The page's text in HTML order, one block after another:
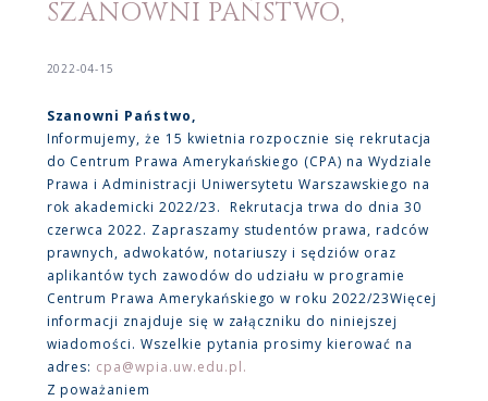
SZANOWNI PAŃSTWO,
2022-04-15
Szanowni Państwo,
Informujemy, że 15 kwietnia rozpocznie się rekrutacja
do Centrum Prawa Amerykańskiego (CPA) na Wydziale
Prawa i Administracji Uniwersytetu Warszawskiego na
rok akademicki 2022/23. Rekrutacja trwa do dnia 30
czerwca 2022. Zapraszamy studentów prawa, radców
prawnych, adwokatów, notariuszy i sędziów oraz
aplikantów tych zawodów do udziału w programie
Centrum Prawa Amerykańskiego w roku 2022/23Więcej
informacji znajduje się w załączniku do niniejszej
wiadomości. Wszelkie pytania prosimy kierować na
adres: cpa@wpia.uw.edu.pl.
Z poważaniem